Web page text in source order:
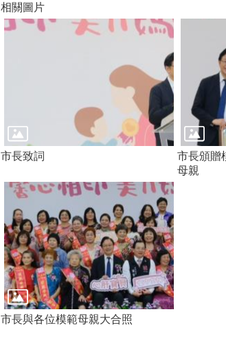
相關圖片
市長致詞
市長頒贈
母親
市長與各位模範母親大合照